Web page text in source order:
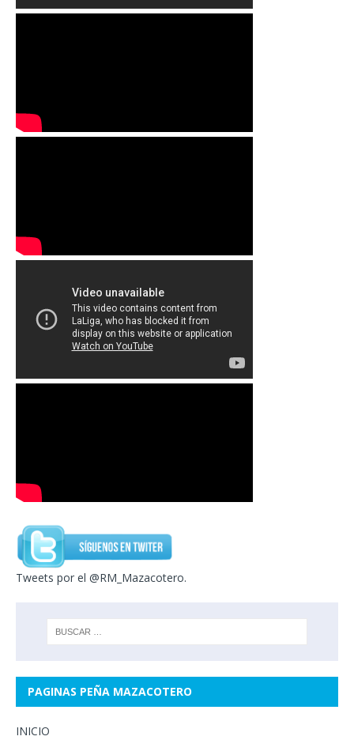
Tweets por el @RM_Mazacotero.
PAGINAS PEÑA MAZACOTERO
INICIO